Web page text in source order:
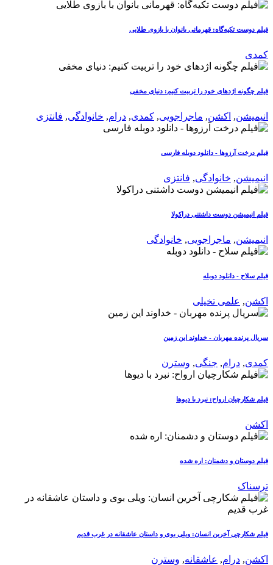
فیلم دوست تکیه‌گاه: قهرمانی بانوان با بازوی طلایی
کمدی
فیلم چگونه اژدهای خود را تربیت کنیم: دنیای مخفی
انیمیشن, اکشن, ماجراجویی, کمدی, درام, خانوادگی, فانتزی
فیلم درخت آرزوها - دانلود دوبله فارسی
انیمیشن, خانوادگی, فانتزی
فیلم انیمیشن دوست داشتنی دراکولا
انیمیشن, ماجراجویی, خانوادگی
فیلم سلاح - دانلود دوبله
اکشن, علمی تخیلی
سریال پرنده مهربان - خداوند این زمین
کمدی, درام, جنگی, وسترن
فیلم شکارچیان ارواح: نبرد با دیوها
اکشن
فیلم دوستان و دشمنان: اره شده
ترسناک
فیلم شکارچی آخرین انسان: ویلی بوی و داستان عاشقانه در غرب قدیم
اکشن, درام, عاشقانه, وسترن